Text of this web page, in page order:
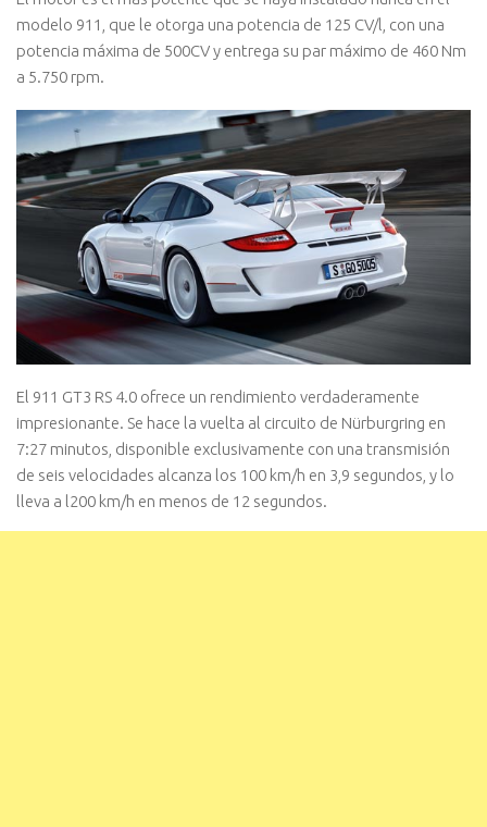
modelo 911, que le otorga una potencia de 125 CV/l, con una
potencia máxima de 500CV y entrega su par máximo de 460 Nm
a 5.750 rpm.
El 911 GT3 RS 4.0 ofrece un rendimiento verdaderamente
impresionante. Se hace la vuelta al circuito de Nürburgring en
7:27 minutos, disponible exclusivamente con una transmisión
de seis velocidades alcanza los 100 km/h en 3,9 segundos, y lo
lleva a l200 km/h en menos de 12 segundos.